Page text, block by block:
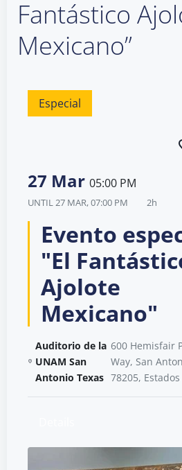
Fantástico
Mexicano”
Especial
27 Mar 05:00 PM
UNTIL27 MAR, 07:00 PM 2h
Evento
"El
Ajolote
Mexicano"
Auditorio de la
UNAM San
Antonio Texas
600 Hemisfair
Way, San
78205,